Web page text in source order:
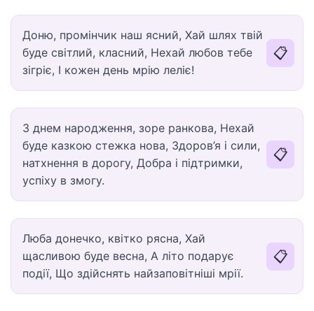
Доню, промінчик наш ясний, Хай шлях твій
буде світлий, класний, Нехай любов тебе
зігріє, І кожен день мрію леліє!
📋
З днем народження, зоре ранкова, Нехай
буде казкою стежка нова, Здоров’я і сили,
натхнення в дорогу, Добра і підтримки,
успіху в змогу.
📋
Люба донечко, квітко рясна, Хай
щасливою буде весна, А літо подарує
події, Що здійснять найзаповітніші мрії.
📋